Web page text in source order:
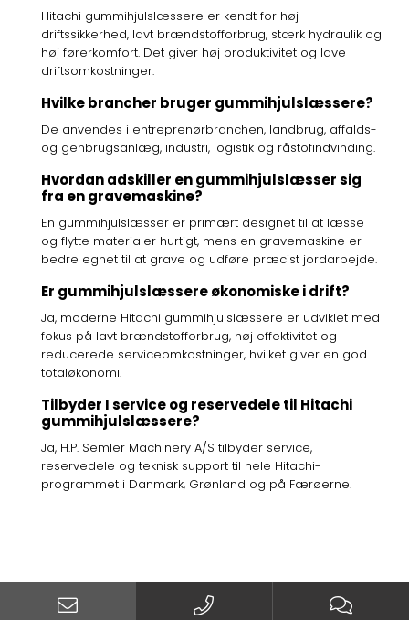
Hitachi gummihjulslæssere er kendt for høj
driftssikkerhed, lavt brændstofforbrug, stærk hydraulik og
høj førerkomfort. Det giver høj produktivitet og lave
driftsomkostninger.
Hvilke brancher bruger gummihjulslæssere?
De anvendes i entreprenørbranchen, landbrug, affalds-
og genbrugsanlæg, industri, logistik og råstofindvinding.
Hvordan adskiller en gummihjulslæsser sig
fra en gravemaskine?
En gummihjulslæsser er primært designet til at læsse
og flytte materialer hurtigt, mens en gravemaskine er
bedre egnet til at grave og udføre præcist jordarbejde.
Er gummihjulslæssere økonomiske i drift?
Ja, moderne Hitachi gummihjulslæssere er udviklet med
fokus på lavt brændstofforbrug, høj effektivitet og
reducerede serviceomkostninger, hvilket giver en god
totaløkonomi.
Tilbyder I service og reservedele til Hitachi
gummihjulslæssere?
Ja, H.P. Semler Machinery A/S tilbyder service,
reservedele og teknisk support til hele Hitachi-
programmet i Danmark, Grønland og på Færøerne.